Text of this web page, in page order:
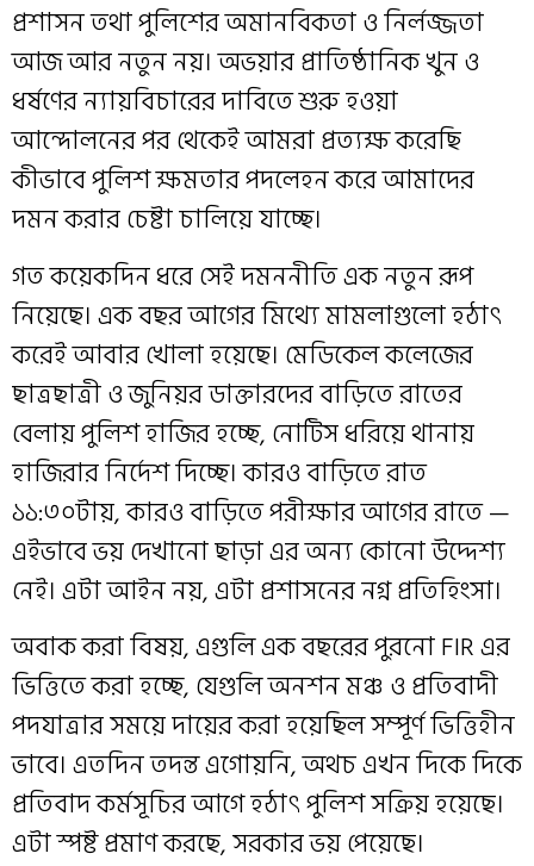
প্রশাসন তথা পুলিশের অমানবিকতা ও নির্লজ্জতা
আজ আর নতুন নয়। অভয়ার প্রাতিষ্ঠানিক খুন ও
ধর্ষণের ন্যায়বিচারের দাবিতে শুরু হওয়া
আন্দোলনের পর থেকেই আমরা প্রত্যক্ষ করেছি
কীভাবে পুলিশ ক্ষমতার পদলেহন করে আমাদের
দমন করার চেষ্টা চালিয়ে যাচ্ছে।
গত কয়েকদিন ধরে সেই দমননীতি এক নতুন রূপ
নিয়েছে। এক বছর আগের মিথ্যে মামলাগুলো হঠাৎ
করেই আবার খোলা হয়েছে। মেডিকেল কলেজের
ছাত্রছাত্রী ও জুনিয়র ডাক্তারদের বাড়িতে রাতের
বেলায় পুলিশ হাজির হচ্ছে, নোটিস ধরিয়ে থানায়
হাজিরার নির্দেশ দিচ্ছে। কারও বাড়িতে রাত
১১:৩০টায়, কারও বাড়িতে পরীক্ষার আগের রাতে —
এইভাবে ভয় দেখানো ছাড়া এর অন্য কোনো উদ্দেশ্য
নেই। এটা আইন নয়, এটা প্রশাসনের নগ্ন প্রতিহিংসা।
অবাক করা বিষয়, এগুলি এক বছরের পুরনো FIR এর
ভিত্তিতে করা হচ্ছে, যেগুলি অনশন মঞ্চ ও প্রতিবাদী
পদযাত্রার সময়ে দায়ের করা হয়েছিল সম্পূর্ণ ভিত্তিহীন
ভাবে। এতদিন তদন্ত এগোয়নি, অথচ এখন দিকে দিকে
প্রতিবাদ কর্মসূচির আগে হঠাৎ পুলিশ সক্রিয় হয়েছে।
এটা স্পষ্ট প্রমাণ করছে, সরকার ভয় পেয়েছে।